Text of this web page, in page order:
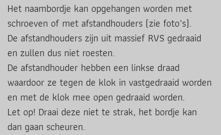
Het naambordje kan opgehangen worden met
schroeven of met afstandhouders (zie foto’s).
De afstandhouders zijn uit massief RVS gedraaid
en zullen dus niet roesten.
De afstandhouder hebben een linkse draad
waardoor ze tegen de klok in vastgedraaid worden
en met de klok mee open gedraaid worden.
Let op! Draai deze niet te strak, het bordje kan
dan gaan scheuren.